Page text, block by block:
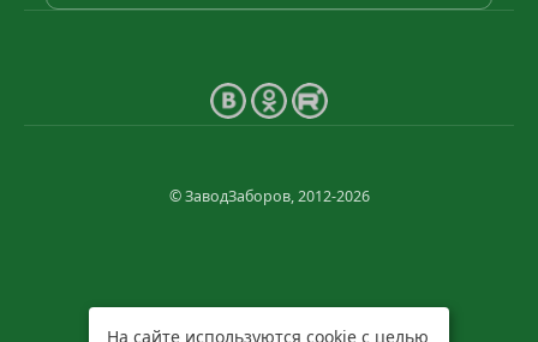
На сайте используются cookie с целью
© ЗаводЗаборов, 2012-2026